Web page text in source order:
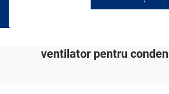
ventilator pentru